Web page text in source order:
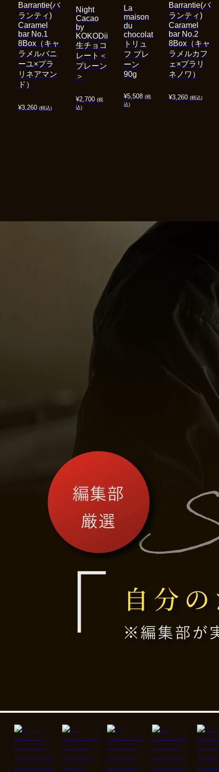
¥3,260 (税込)
Barrantie(バ
ランティ)
Caramel
bar No.1
8Box（キャ
ラメルバニ
ーユ×プラ
リネアマン
ド）
¥2,700 (税
込)
Night
Cacao
by
KOKODii
生チョコ
レート＜
プレーン
＞
¥5,508 (税
込)
La
maison
du
chocolat
トリュ
フ プレ
ーン
90g
¥3,260 (税込)
Barrantie(バ
ランティ)
Caramel
bar No.2
8Box（キャ
ラメルカフ
ェ×プラリ
ネノワ）